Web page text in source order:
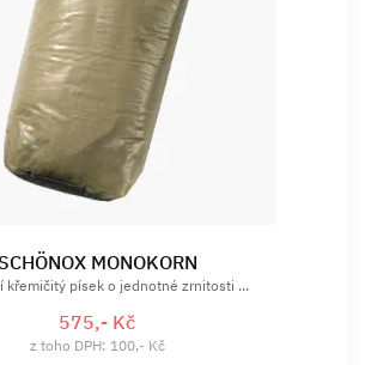
MONOKORN
křemičitý písek o jednotné zrnitosti ...
575,- Kč
z toho DPH: 100,- Kč